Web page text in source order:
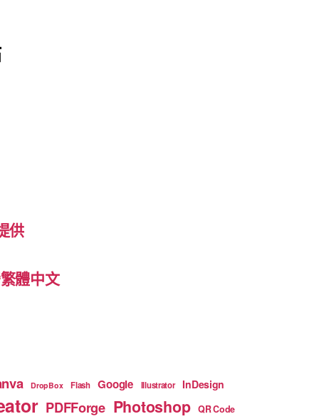
供
體中文
DropBox Flash Google Illustrator InDesign
PDFForge Photoshop QR Code